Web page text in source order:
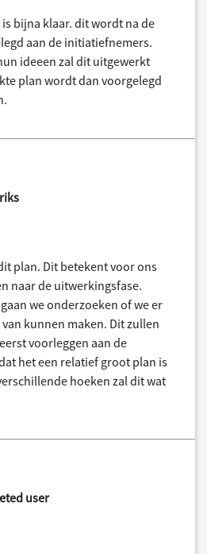
bijna klaar. dit wordt na de
aan de initiatiefnemers.
ideeen zal dit uitgewerkt
plan wordt dan voorgelegd
plan. Dit betekent voor ons
naar de uitwerkingsfase.
we onderzoeken of we er
kunnen maken. Dit zullen
voorleggen aan de
het een relatief groot plan is
hoeken zal dit wat
user